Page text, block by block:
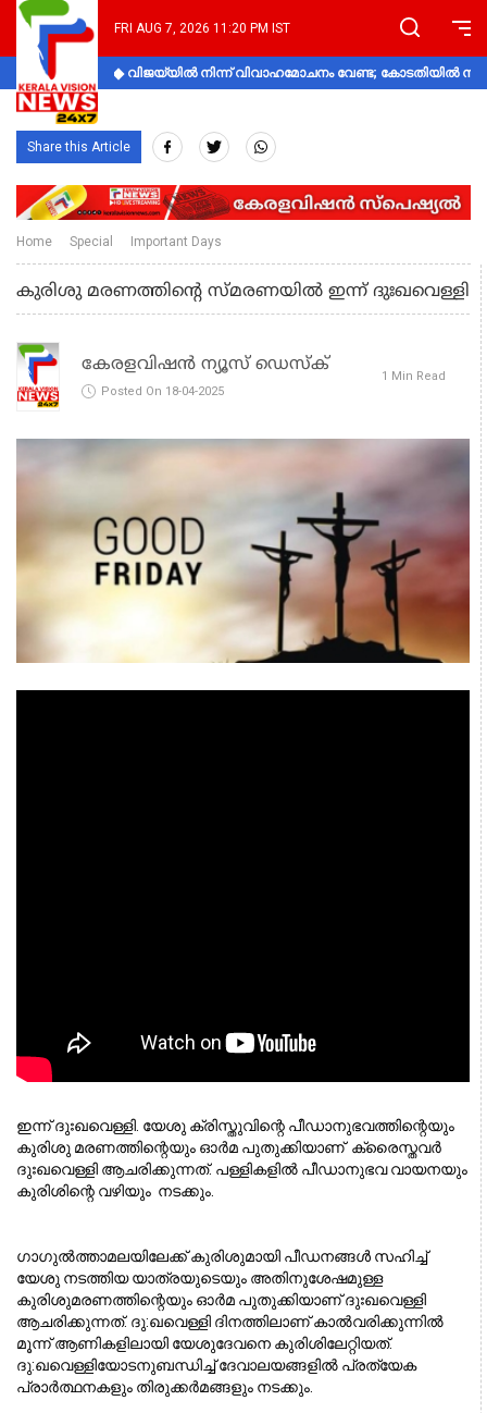
FRI AUG 7, 2026 11:20 PM IST
വിജയ്‌യിൽ നിന്ന് വിവാഹമോചനം വേണ്ട; കോടതിയിൽ
Share this Article
Home Special Important Days
കുരിശു മരണത്തിന്‍റെ സ്‌മരണയില്‍ ഇന്ന് ദുഃഖവെള്ളി
കേരളവിഷൻ ന്യൂസ് ഡെസ്‌ക്
Posted On 18-04-2025
1 Min Read
ഇന്ന് ദുഃഖവെള്ളി. യേശു ക്രിസ്തുവിന്റെ പീഡാനുഭവത്തിന്റെയും
കുരിശു മരണത്തിന്റെയും ഓര്‍മ പുതുക്കിയാണ്  ക്രൈസ്തവർ
ദുഃഖവെള്ളി ആചരിക്കുന്നത്. പള്ളികളില്‍ പീഡാനുഭവ വായനയും
കുരിശിന്റെ വഴിയും  നടക്കും.
ഗാഗുല്‍ത്താമലയിലേക്ക് കുരിശുമായി പീഡനങ്ങള്‍ സഹിച്ച്
യേശു നടത്തിയ യാത്രയുടെയും അതിനുശേഷമുള്ള
കുരിശുമരണത്തിന്റെയും ഓര്‍മ പുതുക്കിയാണ് ദുഃഖവെള്ളി
ആചരിക്കുന്നത്. ദു:ഖവെള്ളി ദിനത്തിലാണ് കാല്‍വരിക്കുന്നില്‍
മൂന്ന് ആണികളിലായി യേശുദേവനെ കുരിശിലേറ്റിയത്.
ദു:ഖവെള്ളിയോടനുബന്ധിച്ച് ദേവാലയങ്ങളില്‍ പ്രത്യേക
പ്രാര്‍ത്ഥനകളും തിരുക്കര്‍മങ്ങളും നടക്കും.